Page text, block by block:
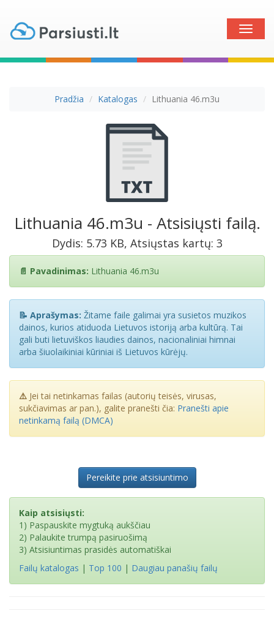
Toggle
Pradžia Katalogas Lithuania 46.m3u
Lithuania 46.m3u - Atsisiųsti failą.
Dydis: 5.73 KB, Atsiųstas kartų: 3
📄 Pavadinimas: Lithuania 46.m3u
📝 Aprašymas: Žitame faile galimai yra susietos muzikos
dainos, kurios atiduoda Lietuvos istoriją arba kultūrą. Tai
gali buti lietuviškos liaudies dainos, nacionaliniai himnai
arba šiuolaikiniai kūriniai iš Lietuvos kūrėjų.
⚠️ Jei tai netinkamas failas (autorių teisės, virusas,
sukčiavimas ar pan.), galite pranešti čia: Pranešti apie
netinkamą failą (DMCA)
Pereikite prie atsisiuntimo
Kaip atsisiųsti:
1) Paspauskite mygtuką aukščiau
2) Palaukite trumpą pasiruošimą
3) Atsisiuntimas prasidės automatiškai
Failų katalogas | Top 100 | Daugiau panašių failų